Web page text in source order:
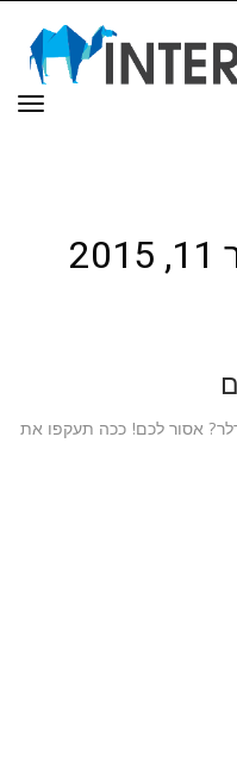
אסור לכם! ככה תעקפו את